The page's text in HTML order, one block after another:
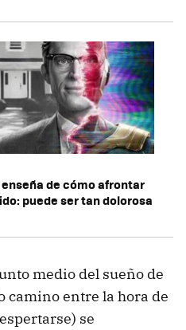
enseña de cómo afrontar
puede ser tan dolorosa
medio del sueño de
camino entre la hora de
se